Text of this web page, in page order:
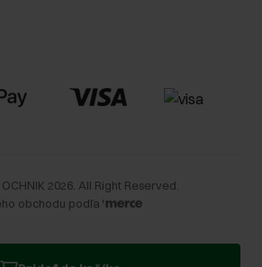
2026 . All Right Reserved.
obchodu podľa